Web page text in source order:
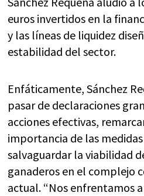
euros invertidos en la
y las líneas de liquidez
estabilidad del sector.
Enfáticamente, Sánchez
pasar de declaraciones
acciones efectivas,
importancia de las
salvaguardar la viabilidad
ganaderos en el complejo
actual. “Nos enfrentamos